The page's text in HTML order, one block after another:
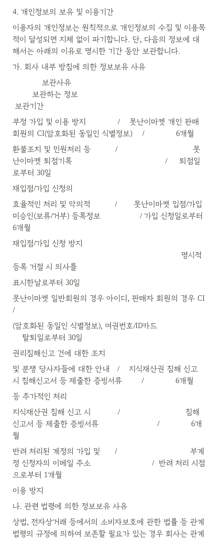
4. 개인정보의 보유 및 이용기간
이용자의 개인정보는 원칙적으로 개인정보의 수집 및 이용목
적이 달성되면 지체 없이 파기합니다. 단, 다음의 정보에 대
해서는 아래의 이유로 명시한 기간 동안 보관합니다.
가. 회사 내부 방침에 의한 정보보유 사유
보관사유
보관하는 정보
보관기간
부정 가입 및 이용 방지             /    못난이마켓 개인 판매
회원의 CI(암호화된 동일인 식별정보)    /             6개월
환불조치 및 민원처리 등          /                               못
난이마켓 퇴점기록                                      /     퇴점일
로부터 30일
재입점/가입 신청의
효율적인 처리 및 악의적          /       못난이마켓 입점/가입
미승인(보류/거부) 등록정보                / 가입 신청일로부터
6개월
재입점/가입 신청 방지
명시적
등록 거절 시 의사를
표시한날로부터 30일
못난이마켓 일반회원의 경우 아이디, 판매자 회원의 경우 CI
/
(암호화된 동일인 식별정보), 여권번호/ID카드
탈퇴일로부터 30일
권리침해신고 건에 대한 조치
및 분쟁 당사자들에 대한 안내   /    지식재산권 침해 신고
시 침해신고서 등 제출한 증빙서류        /             6개월
등 추가적인 처리
지식재산권 침해 신고 시           /                           침해
신고서 등 제출한 증빙서류                        /             6개
월
반려 처리된 계정의 가입 및      /                              부계
정 신청자의 이메일 주소                         /  반려 처리 시점
으로부터 1개월
이용 방지
나. 관련 법령에 의한 정보보유 사유
상법, 전자상거래 등에서의 소비자보호에 관한 법률 등 관계
법령의 규정에 의하여 보존할 필요가 있는 경우 회사는 관계